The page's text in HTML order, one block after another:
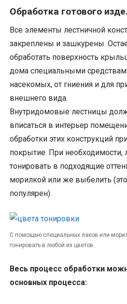
Обработка готового
Все элементы лестничной
закреплены и зашкурены.
обработать поверхность
дома специальными
насекомых, от гниения и для
внешнего вида.
Внутридомовые лестницы
вписаться в интерьер
обработки этих конструкций
покрытие. При необходимости,
тонировать в подходящие
морилкой или же выбелить
популярен).
С помощью специальных лаков или
тонировать в любой из цветов.
Весь процесс обработки
основных процесса: